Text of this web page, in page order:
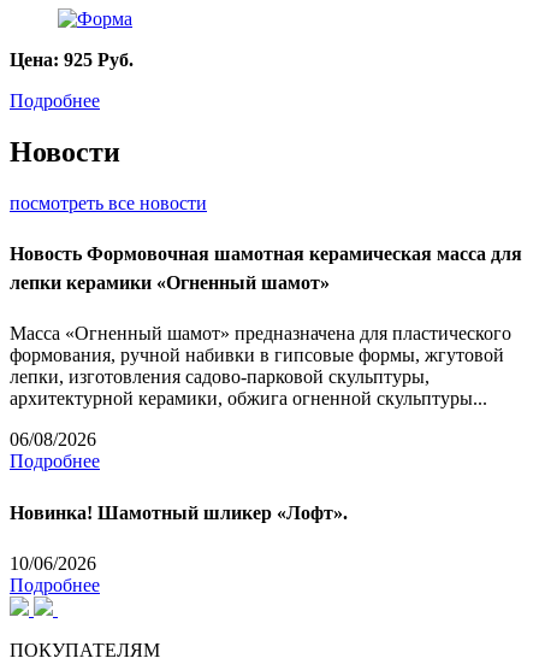
Цена: 925 Руб.
Подробнее
Новости
посмотреть все новости
Новость Формовочная шамотная керамическая масса для
лепки керамики «Огненный шамот»
Масса «Огненный шамот» предназначена для пластического
формования, ручной набивки в гипсовые формы, жгутовой
лепки, изготовления садово-парковой скульптуры,
архитектурной керамики, обжига огненной скульптуры...
06/08/2026
Подробнее
Новинка! Шамотный шликер «Лофт».
10/06/2026
Подробнее
ПОКУПАТЕЛЯМ